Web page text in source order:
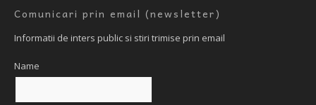
Comunicari prin email (newsletter)
Informatii de inters public si stiri trimise prin email
Name